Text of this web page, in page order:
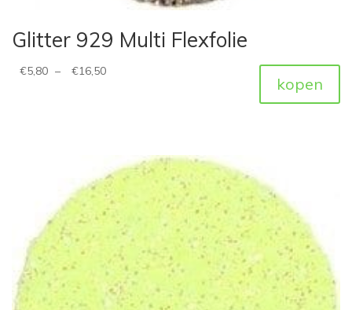
Glitter 929 Multi Flexfolie
€5,80 – €16,50
kopen